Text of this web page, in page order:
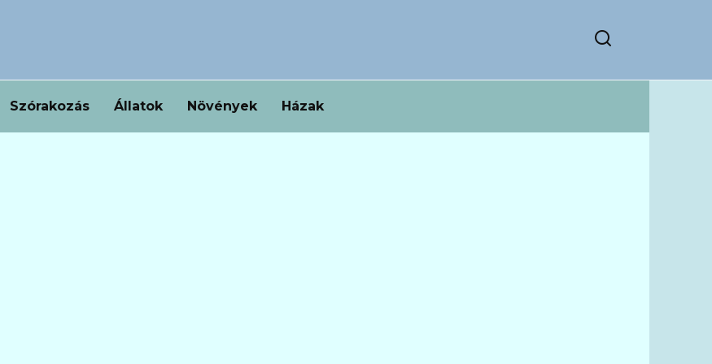
Szórakozás Állatok Növények Házak